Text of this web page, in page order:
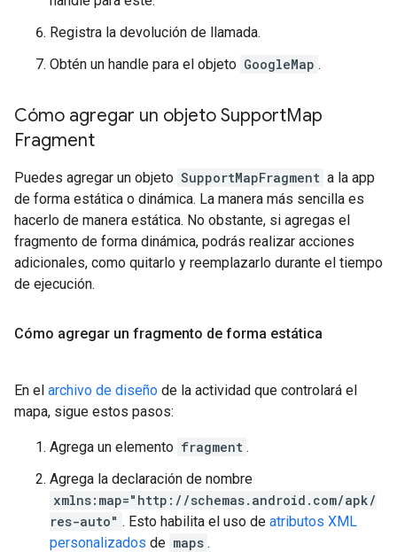
Registra la devolución de llamada.
Obtén un handle para el objeto GoogleMap .
Cómo agregar un objeto SupportMap
Fragment
Puedes agregar un objeto SupportMapFragment a la app
de forma estática o dinámica. La manera más sencilla es
hacerlo de manera estática. No obstante, si agregas el
fragmento de forma dinámica, podrás realizar acciones
adicionales, como quitarlo y reemplazarlo durante el tiempo
de ejecución.
Cómo agregar un fragmento de forma estática
En el archivo de diseño de la actividad que controlará el
mapa, sigue estos pasos:
Agrega un elemento fragment .
Agrega la declaración de nombre
xmlns:map="http://schemas.android.com/apk/
res-auto" . Esto habilita el uso de atributos XML
personalizados de maps .